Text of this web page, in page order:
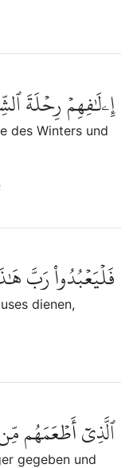
إِۦلَٰفِهِمۡ رِحۡلَةَ
des Winters und
فَلۡيَعۡبُدُواْ رَبَّ
dienen,
ٱلَّذِيٓ أَطۡعَمَهُم
gegeben und